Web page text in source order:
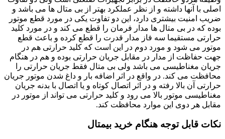
با آنها داشته و از نظر عملکرد بهتر از بی متال ها می باشد و
امنیت بیشتری دارد، این دو تفاوت یکی در مورد قطع موتور
که در بی متال ها مدار فرمان را قطع می کند و در مورد کلید
مستقیما سه فاز مدار قدرت را قطع کرده و باعث قطع
می شود و مورد دوم در این است که کلید حرارتی هم در
حفاظت از مدار در مقابل جریان حرارتی بوده و هم در هنگام
مغناطیسی می باشد ولی بی متال فقط جریان حرارتی را
می کند. در واقع در اثر اضافه بار و داغ شدن موتور جریان
آن بالا رفته و در اثر اتصال کوتاه و یا اتصال با بدنه جریان
موتور بالا می رود و کلید حرارتی می تواند از موتور در
هر دوی این موارد محافظت کند.
قابل توجه هنگام خرید بیمتال